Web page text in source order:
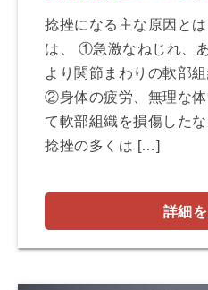
捻挫になる主な原因と
は、 ①急激なねじれ、
より関節まわりの軟部
②身体の疲労、無理な
て軟部組織を損傷した
捻挫の多くは […]
詳細